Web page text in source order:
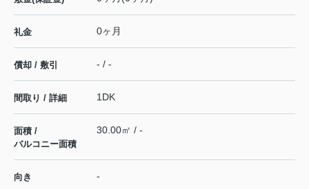
礼金 0ヶ月
償却 / 敷引 - / -
間取り / 詳細 1DK
面積 /
バルコニー面積
30.00㎡ / -
向き -